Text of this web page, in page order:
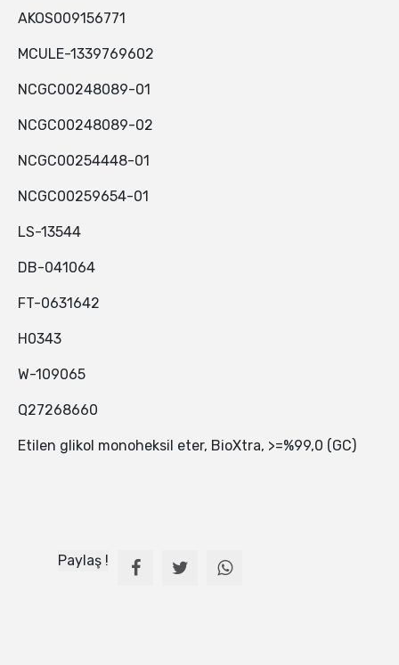
AKOS009156771
MCULE-1339769602
NCGC00248089-01
NCGC00248089-02
NCGC00254448-01
NCGC00259654-01
LS-13544
DB-041064
FT-0631642
H0343
W-109065
Q27268660
Etilen glikol monoheksil eter, BioXtra, >=%99,0 (GC)
Paylaş !